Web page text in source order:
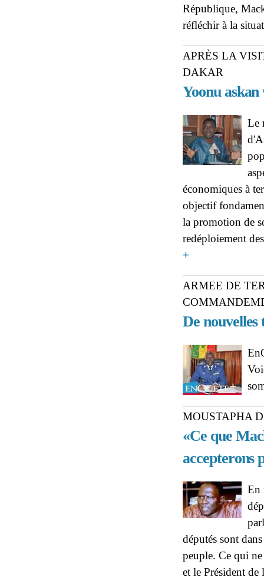
République,
réfléchir à la
APRÈS LA
DAKAR
Yoonu
Le
économiques à
objectif
la promotion de
redéploiement
+
ARMEE DE
De nouvelles
MOUSTAPHA
«Ce que
accepterons
En
députés sont
peuple. Ce qui
et le Président